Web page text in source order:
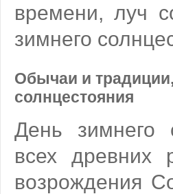
времени, луч
зимнего
Обычаи и
солнцестояния
День зимнего
всех древних
возрождения